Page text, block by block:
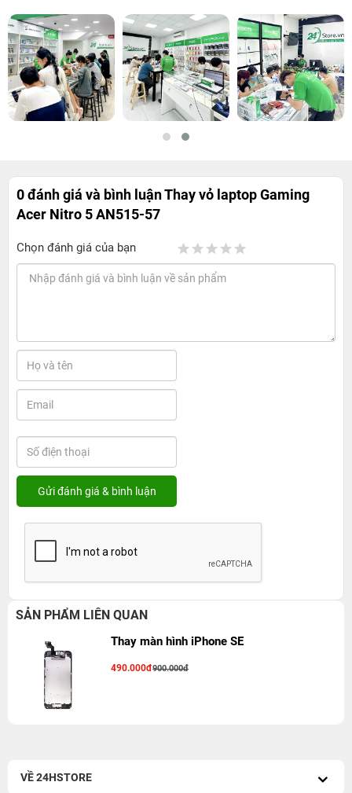
0 đánh giá và bình luậnThay vỏ laptop Gaming
Acer Nitro 5 AN515-57
Chọn đánh giá của bạn
SẢN PHẨM LIÊN QUAN
Thay màn hình iPhone SE
490.000đ900.000đ
VỀ 24HSTORE